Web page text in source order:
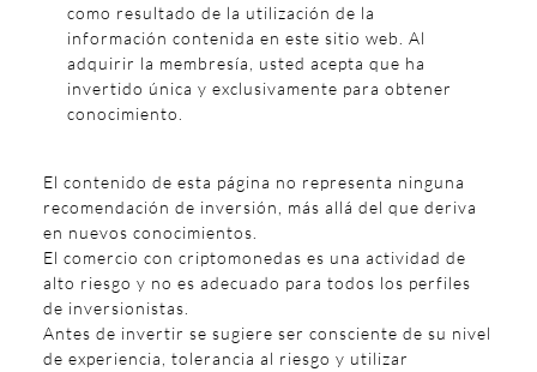
como resultado de la utilización de la
información contenida en este sitio web. Al
adquirir la membresía, usted acepta que ha
invertido única y exclusivamente para obtener
conocimiento.
El contenido de esta página no representa ninguna
recomendación de inversión, más allá del que deriva
en nuevos conocimientos.
El comercio con criptomonedas es una actividad de
alto riesgo y no es adecuado para todos los perfiles
de inversionistas.
Antes de invertir se sugiere ser consciente de su nivel
de experiencia, tolerancia al riesgo y utilizar